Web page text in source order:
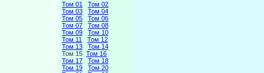
Том 01
Том 02
Том 03
Том 04
Том 05
Том 06
Том 07
Том 08
Том 09
Том 10
Том 11
Том 12
Том 13
Том 14
Том 15 Том 16
Том 17
Том 18
Том 19
Том 20